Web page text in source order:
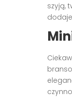
szyją,